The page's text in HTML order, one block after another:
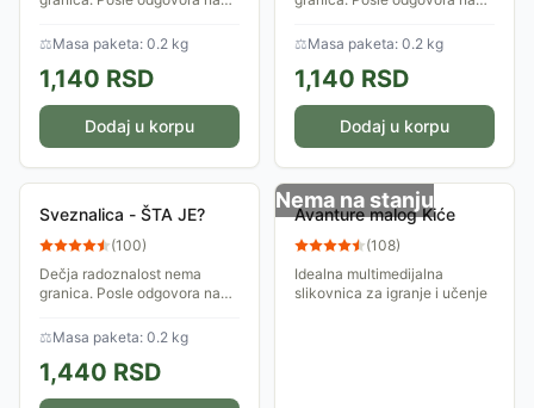
nova pitanja...1000 odgovora
na 500 pitanja...
⚖Masa paketa: 0.2 kg
1,140 RSD
Dodaj u korpu
nova pitanja. Ovaj program
obuhvata 500 pitanja na koje
je dato 1000...
⚖Masa paketa: 0.2 kg
1,140 RSD
Dodaj u korpu
Sveznalica - ŠTA JE?
(100)
Dečja radoznalost nema
granica. Posle odgovora na
nova pitanja. Ovaj program
obuhvata 500 pitanja na koje
je dato 1000...
⚖Masa paketa: 0.2 kg
1,440 RSD
Nema na stanju
Avanture malog Kiće
(108)
Idealna multimedijalna
slikovnica za igranje i učenje